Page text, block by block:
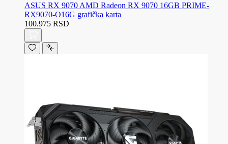
ASUS RX 9070 AMD Radeon RX 9070 16GB PRIME-
RX9070-O16G grafička karta
100.975 RSD